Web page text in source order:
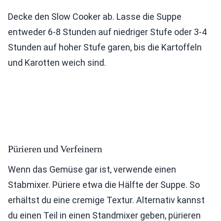
Decke den Slow Cooker ab. Lasse die Suppe
entweder 6-8 Stunden auf niedriger Stufe oder 3-4
Stunden auf hoher Stufe garen, bis die Kartoffeln
und Karotten weich sind.
Pürieren und Verfeinern
Wenn das Gemüse gar ist, verwende einen
Stabmixer. Püriere etwa die Hälfte der Suppe. So
erhältst du eine cremige Textur. Alternativ kannst
du einen Teil in einen Standmixer geben, pürieren